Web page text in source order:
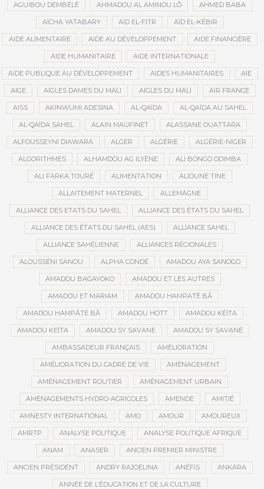
AGUIBOU DEMBÉLÉ AHMADOU AL AMINOU LÔ AHMED BABA
AÏCHA YATABARY AÏD EL-FITR AÏD EL-KÉBIR
AIDE ALIMENTAIRE AIDE AU DÉVELOPPEMENT AIDE FINANCIÈRE
AIDE HUMANITAIRE AIDE INTERNATIONALE
AIDE PUBLIQUE AU DÉVELOPPEMENT AIDES HUMANITAIRES AIE
AIGE AIGLES DAMES DU MALI AIGLES DU MALI AIR FRANCE
AISS AKINWUMI ADESINA AL-QAÏDA AL-QAÏDA AU SAHEL
AL-QAÏDA SAHEL ALAIN MAUFINET ALASSANE OUATTARA
ALFOUSSEYNI DIAWARA ALGER ALGÉRIE ALGÉRIE-NIGER
ALGORITHMES ALHAMDOU AG ILYÈNE ALI BONGO ODIMBA
ALI FARKA TOURÉ ALIMENTATION ALIOUNE TINE
ALLAITEMENT MATERNEL ALLEMAGNE
ALLIANCE DES ETATS DU SAHEL ALLIANCE DES ÉTATS DU SAHEL
ALLIANCE DES ÉTATS DU SAHEL (AES) ALLIANCE SAHEL
ALLIANCE SAHÉLIENNE ALLIANCES RÉGIONALES
ALOUSSÉNI SANOU ALPHA CONDÉ AMADOU AYA SANOGO
AMADOU BAGAYOKO AMADOU ET LES AUTRES
AMADOU ET MARIAM AMADOU HAMPATÉ BÂ
AMADOU HAMPÂTÉ BÂ AMADOU HOTT AMADOU KÉITA
AMADOU KEÏTA AMADOU SY SAVANE AMADOU SY SAVANÉ
AMBASSADEUR FRANÇAIS AMÉLIORATION
AMÉLIORATION DU CADRE DE VIE AMÉNAGEMENT
AMÉNAGEMENT ROUTIER AMÉNAGEMENT URBAIN
AMÉNAGEMENTS HYDRO-AGRICOLES AMENDE AMITIÉ
AMNESTY INTERNATIONAL AMO AMOUR AMOUREUX
AMRTP ANALYSE POLITIQUE ANALYSE POLITIQUE AFRIQUE
ANAM ANASER ANCIEN PREMIER MINISTRE
ANCIEN PRÉSIDENT ANDRY RAJOELINA ANÉFIS ANKARA
ANNÉE DE L’ÉDUCATION ET DE LA CULTURE